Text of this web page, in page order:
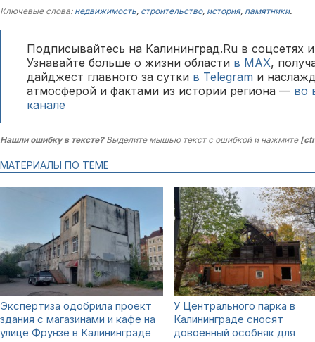
Ключевые слова: недвижимость, строительство, история, памятники.
Подписывайтесь на Калининград.Ru в соцсетях
Узнавайте больше о жизни области в MAX,
дайджест главного за сутки в Telegram и
атмосферой и фактами из истории региона — во
канале
Нашли ошибку в тексте?Выделите мышью текст с ошибкой и нажмите
МАТЕРИАЛЫ ПО ТЕМЕ
Экспертиза одобрила проект
здания с магазинами и кафе на
улице Фрунзе в Калининграде
У Центрального парка в
Калининграде сносят
довоенный особняк для